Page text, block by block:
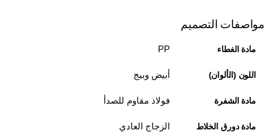
مواصفات التصميم
مادة الغطاء PP
اللون (الألوان) أبيض وبيج
مادة الشفرة فولاذ مقاوم للصدأ
مادة دورق الخلاط الزجاج العادي